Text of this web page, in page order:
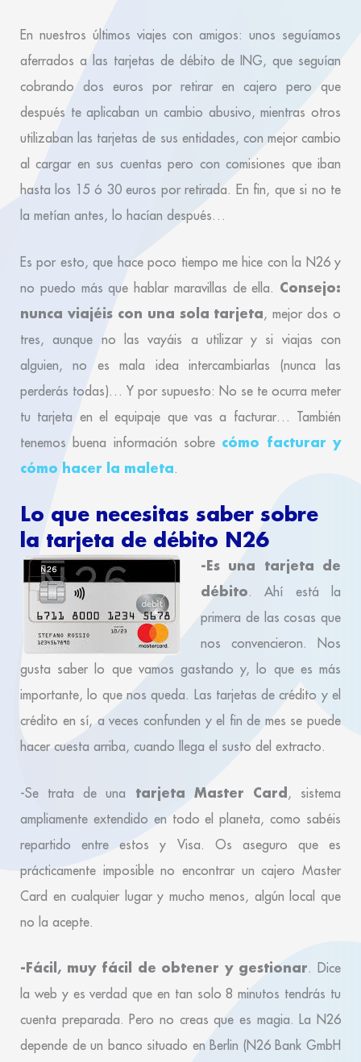
En nuestros últimos viajes con amigos: unos seguíamos
aferrados a las tarjetas de débito de ING, que seguían
cobrando dos euros por retirar en cajero pero que
después te aplicaban un cambio abusivo, mientras otros
utilizaban las tarjetas de sus entidades, con mejor cambio
al cargar en sus cuentas pero con comisiones que iban
hasta los 15 ó 30 euros por retirada. En fin, que si no te
la metían antes, lo hacían después…
Es por esto, que hace poco tiempo me hice con la N26 y
no puedo más que hablar maravillas de ella. Consejo:
nunca viajéis con una sola tarjeta, mejor dos o
tres, aunque no las vayáis a utilizar y si viajas con
alguien, no es mala idea intercambiarlas (nunca las
perderás todas)… Y por supuesto: No se te ocurra meter
tu tarjeta en el equipaje que vas a facturar… También
tenemos buena información sobre cómo facturar y
cómo hacer la maleta.
Lo que necesitas saber sobre
la tarjeta de débito N26
-Es una tarjeta de
débito. Ahí está la
primera de las cosas que
nos convencieron. Nos
gusta saber lo que vamos gastando y, lo que es más
importante, lo que nos queda. Las tarjetas de crédito y el
crédito en sí, a veces confunden y el fin de mes se puede
hacer cuesta arriba, cuando llega el susto del extracto.
-Se trata de una tarjeta Master Card, sistema
ampliamente extendido en todo el planeta, como sabéis
repartido entre estos y Visa. Os aseguro que es
prácticamente imposible no encontrar un cajero Master
Card en cualquier lugar y mucho menos, algún local que
no la acepte.
-Fácil, muy fácil de obtener y gestionar. Dice
la web y es verdad que en tan solo 8 minutos tendrás tu
cuenta preparada. Pero no creas que es magia. La N26
depende de un banco situado en Berlin (N26 Bank GmbH